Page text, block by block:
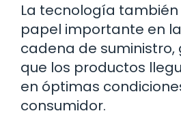
La tecnología
papel importante en
cadena de
que los productos
en óptimas
consumidor.